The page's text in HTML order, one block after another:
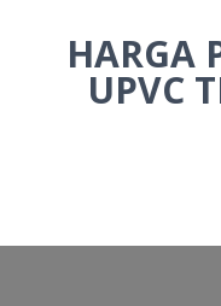
HARGA
UPVC